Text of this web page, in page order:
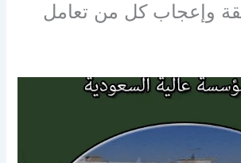
وإعجاب كل من تعامل